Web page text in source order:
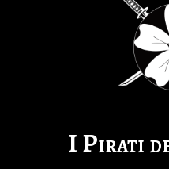
I Pirati